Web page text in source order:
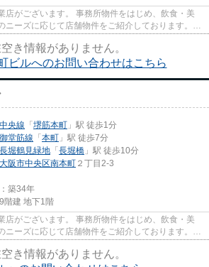
店がございます。 事務所物件をはじめ、飲食・美
ーズに応じて店舗物件をご紹介しております。
切...
き情報がありません。
ビルへのお問い合わせはこちら
央線 「堺筋本町 」駅 徒歩1分
堂筋線 「本町 」駅 徒歩7分
堀鶴見緑地 「長堀橋 」駅 徒歩10分
大阪市中央区南本町 ２丁目2-3
築34年
階建 地下1階
店がございます。 事務所物件をはじめ、飲食・美
ーズに応じて店舗物件をご紹介しております。
切...
き情報がありません。